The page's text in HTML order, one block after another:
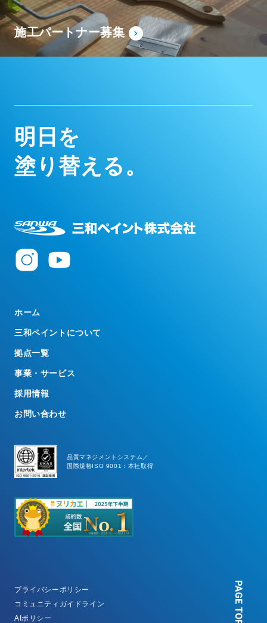
施工パートナー募集
明 日 を
塗り替え る。
ホーム
三和ペイントについて
拠点一覧
事業・サービス
採用情報
お問い合わせ
品質マネジメントシステム／
国際規格ISO 9001：本社取得
プライバシーポリシー
コミュニティガイドライン
AIポリシー
PAGE TOP